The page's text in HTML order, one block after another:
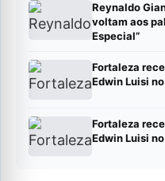
Reynaldo
voltam aos
Especial”
Fortaleza
Edwin Luisi
Fortaleza
Edwin Luisi